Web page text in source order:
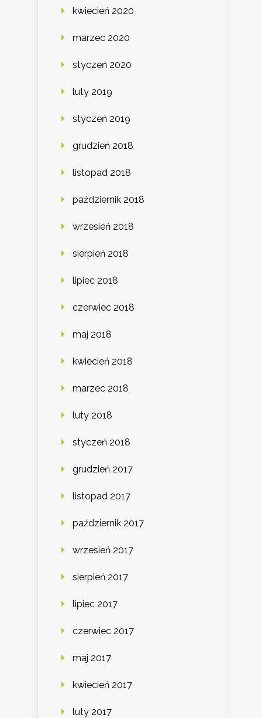
kwiecień 2020
marzec 2020
styczeń 2020
luty 2019
styczeń 2019
grudzień 2018
listopad 2018
październik 2018
wrzesień 2018
sierpień 2018
lipiec 2018
czerwiec 2018
maj 2018
kwiecień 2018
marzec 2018
luty 2018
styczeń 2018
grudzień 2017
listopad 2017
październik 2017
wrzesień 2017
sierpień 2017
lipiec 2017
czerwiec 2017
maj 2017
kwiecień 2017
luty 2017